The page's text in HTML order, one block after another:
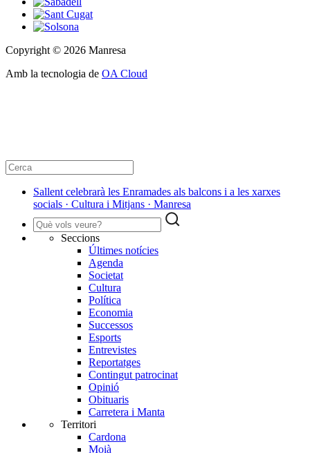
Copyright © 2026 Manresa
Amb la tecnologia de OA Cloud
Sallent celebrarà les Enramades als balcons i a les xarxes
socials · Cultura i Mitjans · Manresa
Seccions
Últimes notícies
Agenda
Societat
Cultura
Política
Economia
Successos
Esports
Entrevistes
Reportatges
Contingut patrocinat
Opinió
Obituaris
Carretera i Manta
Territori
Cardona
Moià